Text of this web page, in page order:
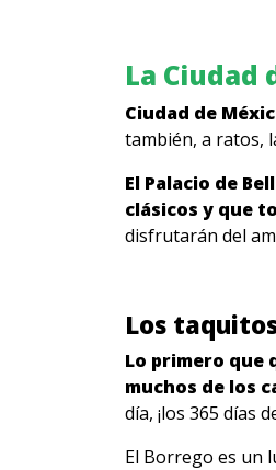
La Ciudad
Ciudad de
también, a ratos,
El Palacio de
clásicos y que
disfrutarán del
Los
Lo primero que
muchos de los
día, ¡los 365 días
El Borrego es un